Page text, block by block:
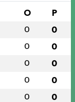
O P
0 0
0 0
0 0
0 0
0 0